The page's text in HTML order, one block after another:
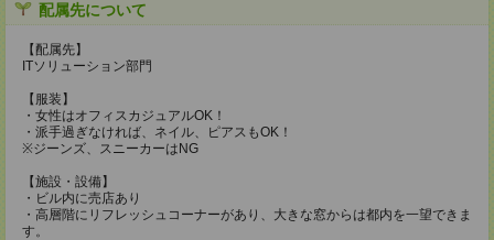
配属先について
【配属先】
ITソリューション部門
【服装】
・女性はオフィスカジュアルOK！
・派手過ぎなければ、ネイル、ピアスもOK！
※ジーンズ、スニーカーはNG
【施設・設備】
・ビル内に売店あり
・高層階にリフレッシュコーナーがあり、大きな窓からは都内を一望できま
す。